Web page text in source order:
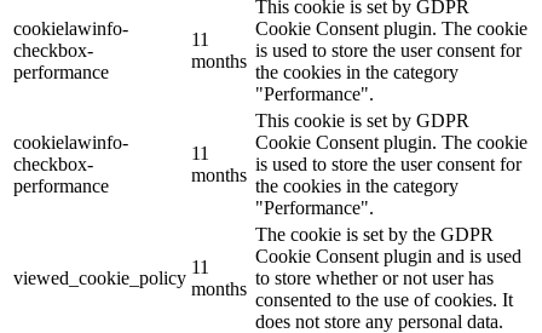
cookielawinfo-
checkbox-
performance
11
months
This cookie is set by GDPR
Cookie Consent plugin. The cookie
is used to store the user consent for
the cookies in the category
"Performance".
cookielawinfo-
checkbox-
performance
11
months
This cookie is set by GDPR
Cookie Consent plugin. The cookie
is used to store the user consent for
the cookies in the category
"Performance".
viewed_cookie_policy
11
months
The cookie is set by the GDPR
Cookie Consent plugin and is used
to store whether or not user has
consented to the use of cookies. It
does not store any personal data.